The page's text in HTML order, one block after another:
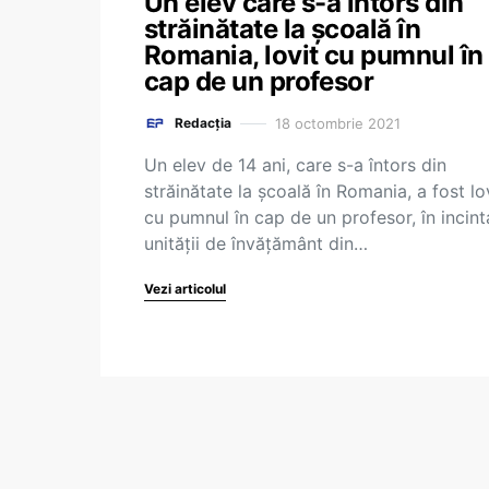
străinătate la școală în
Romania, lovit cu pumnul în
cap de un profesor
Redacția 18 octombrie 2021
Un elev de 14 ani, care s-a întors din
străinătate la școală în Romania, a fost
cu pumnul în cap de un profesor, în
unității de învățământ din…
Vezi articolul